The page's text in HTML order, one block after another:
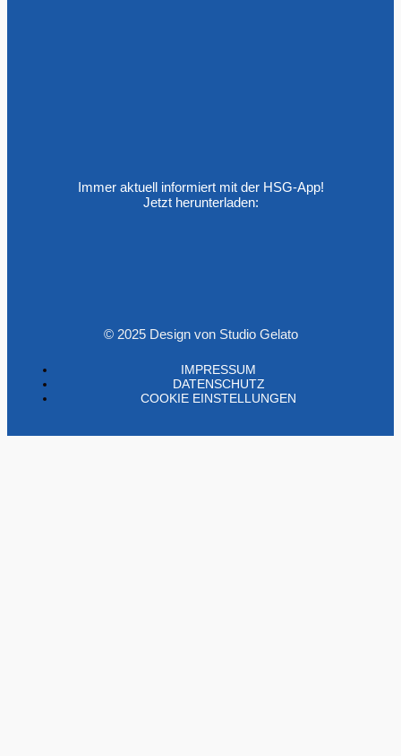
Immer aktuell informiert mit der HSG-App!
Jetzt herunterladen:
© 2025 Design von Studio Gelato
IMPRESSUM
DATENSCHUTZ
COOKIE EINSTELLUNGEN